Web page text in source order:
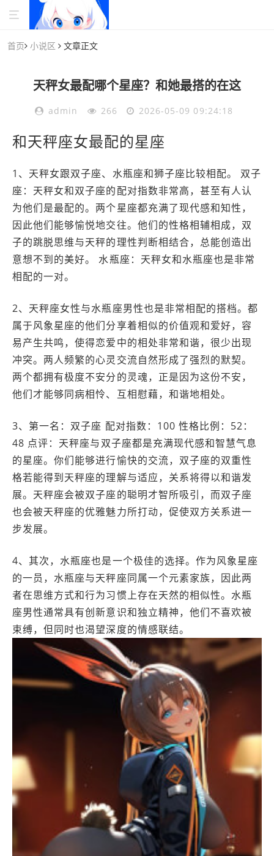
首页 小说区 文章正文
天秤女最配哪个星座？和她最搭的在这
admin 266 2026-05-09 09:24:18
和天秤座女最配的星座
1、天秤女跟双子座、水瓶座和狮子座比较相配。 双子
座：天秤女和双子座的配对指数非常高，甚至有人认
为他们是最配的。两个星座都充满了现代感和知性，
因此他们能够愉悦地交往。他们的性格相辅相成，双
子的跳脱思维与天秤的理性判断相结合，总能创造出
意想不到的美好。 水瓶座：天秤女和水瓶座也是非常
相配的一对。
2、天秤座女性与水瓶座男性也是非常相配的搭档。都
属于风象星座的他们分享着相似的价值观和爱好，容
易产生共鸣，使得恋爱中的相处非常和谐，很少出现
冲突。两人频繁的心灵交流自然形成了强烈的默契。
两个都拥有极度不安分的灵魂，正是因为这份不安，
他们才能够同病相怜、互相慰藉，和谐地相处。
3、第一名：双子座 配对指数：100 性格比例：52：
48 点评：天秤座与双子座都是充满现代感和智慧气息
的星座。你们能够进行愉快的交流，双子座的双重性
格若能得到天秤座的理解与适应，关系将得以和谐发
展。天秤座会被双子座的聪明才智所吸引，而双子座
也会被天秤座的优雅魅力所打动，促使双方关系进一
步发展。
4、其次，水瓶座也是一个极佳的选择。作为风象星座
的一员，水瓶座与天秤座同属一个元素家族，因此两
者在思维方式和行为习惯上存在天然的相似性。水瓶
座男性通常具有创新意识和独立精神，他们不喜欢被
束缚，但同时也渴望深度的情感联结。